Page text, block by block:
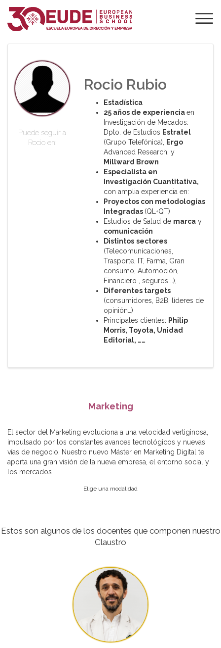
PROFESORADO DE
EUDE
Puede seguir a
Rocio en:
Rocio Rubio
Estadística
25 años de experienciaen
Investigación de Mecados:
Dpto. de Estudios Estratel
(Grupo Telefónica),
Ergo
Advanced Research, y
Millward Brown
Especialista en
Investigación Cuantitativa,
con amplia experiencia en:
Proyectos con metodologías
Integradas (QL+QT)
Estudios de Salud de marcay
comunicación
Distintos sectores
(Telecomunicaciones,
Trasporte, IT, Farma, Gran
consumo, Automoción,
Financiero , seguros….),
Diferentestargets
(consumidores, B2B, líderes de
opinión…)
Principales clientes: Philip
Morris, Toyota, Unidad
Editorial, ……
Marketing
El sector del Marketing evoluciona a una velocidad vertiginosa,
impulsado por los constantes avances tecnológicos y nuevas
vías de negocio. Nuestro nuevo Máster en Marketing Digital te
aporta una gran visión de la nueva empresa, el entorno social y
los mercados.
Elige una modalidad
Estos son algunos de los docentes que componen nuestro
Claustro